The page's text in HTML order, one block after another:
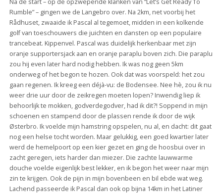
Rumble” – gingen we de Langebro over. Na 2km, net voorbij het
Rådhuset, zwaaide ik Pascal al tegemoet, midden in een kolkende
golf van toeschouwers die juichten en dansten op een populaire
trancebeat. Kippenvel. Pascal was duidelijk herkenbaar met zijn
oranje supportersjack aan en oranje paraplu boven zich. Die paraplu
zou hij even later hard nodig hebben. Ik was nog geen 5km
onderweg of het begon te hozen. Ook dat was voorspeld: het zou
gaan regenen. Ik kreeg een déjà-vu: de Bodensee. Nee hè, zou ik nu
weer drie uur door de zeikregen moeten lopen? Inwendig liep ik
behoorlijk te mokken, godverdegodver, had ik dit?! Soppend in mijn
schoenen en stampend door de plassen rende ik door de wijk
Østerbro. Ik voelde mijn hamstring opspelen, nu al, en dacht: dit gaat
nog een helse tocht worden. Maar gelukkig, een goed kwartier later
werd de hemelpoort op een kier gezet en ging de hoosbui over in
zacht geregen, iets harder dan miezer. Die zachte lauwwarme
douche voelde eigenlijk best lekker, en ik begon het weer naar mijn
zin te krijgen. Ook de pijn in mijn bovenbeen en bil ebde wat weg.
Lachend passeerde ik Pascal dan ook op bijna 14km in het Latiner